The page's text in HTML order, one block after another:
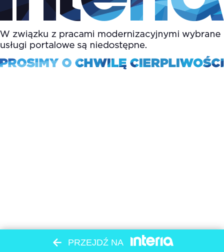
PRZEJDŹ NA